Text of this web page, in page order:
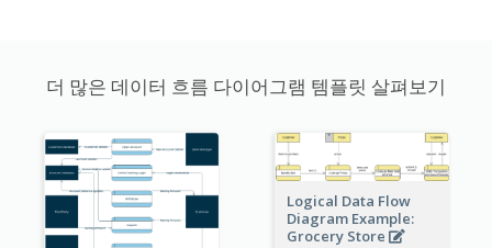
더 많은 데이터 흐름 다이어그램 템플릿 살펴보기
Logical Data Flow
Diagram Example:
Grocery Store